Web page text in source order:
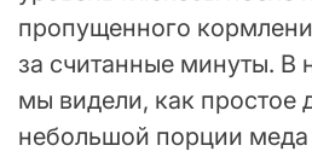
пропущенного
за считанные минуты. В
мы видели, как простое
небольшой порции меда